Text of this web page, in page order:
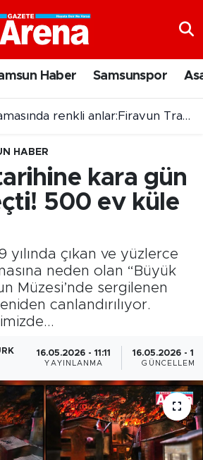
Haber Samsunspor
Cumhuriyet Caddesi'nde çalışma başlattı
HABER
kara gün
500 ev küle
yılında çıkan ve yüzlerce
neden olan “Büyük
Müzesi’nde sergilenen
canlandırılıyor.
16.05.2026 - 11:11
YAYINLANMA
16.05.2026 -
GÜNCELLEME
Vakitleri
Durumu ve Fikstür